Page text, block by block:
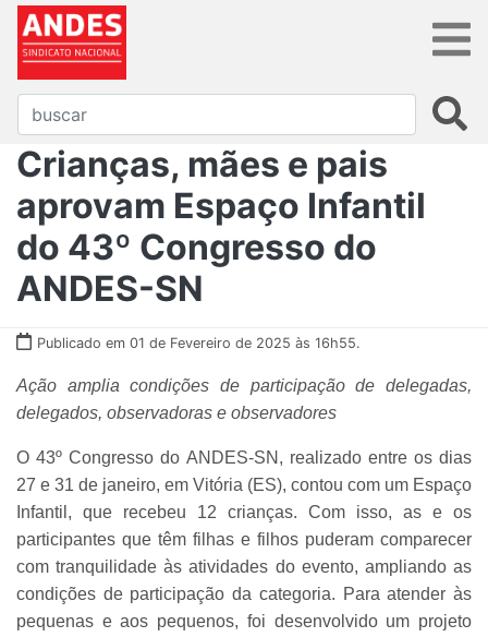
Crianças, mães e pais
aprovam Espaço Infantil
do 43º Congresso do
ANDES-SN
Publicado em 01 de Fevereiro de 2025 às 16h55.
Ação amplia condições de participação de delegadas,
delegados, observadoras e observadores
O 43º Congresso do ANDES-SN, realizado entre os dias
27 e 31 de janeiro, em Vitória (ES), contou com um Espaço
Infantil, que recebeu 12 crianças. Com isso, as e os
participantes que têm filhas e filhos puderam comparecer
com tranquilidade às atividades do evento, ampliando as
condições de participação da categoria. Para atender às
pequenas e aos pequenos, foi desenvolvido um projeto